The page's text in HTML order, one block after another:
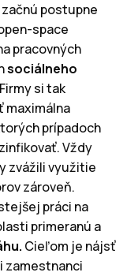
postupne
space
pracovných
sociálneho
si tak
maximálna
prípadoch
Vždy
zvážili využitie
zároveň.
práci na
primeranú a
Cieľom je nájsť
zamestnanci